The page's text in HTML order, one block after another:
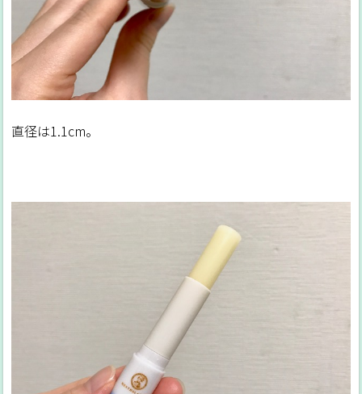
直径は1.1cm。